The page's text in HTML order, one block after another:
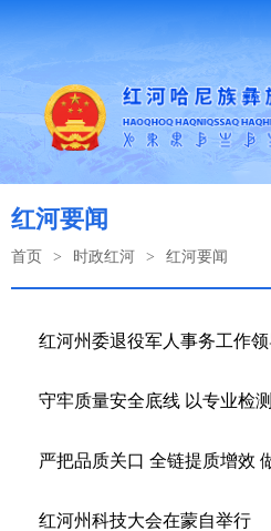
红河要闻
首页 > 时政红河 > 红河要闻
红河州科技大会在蒙自举行